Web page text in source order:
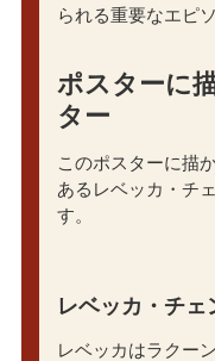
られる重要なエピ
ポスターに
ター
このポスターに描
あるレベッカ・チ
す。
レベッカ・チェ
レベッカはラクー